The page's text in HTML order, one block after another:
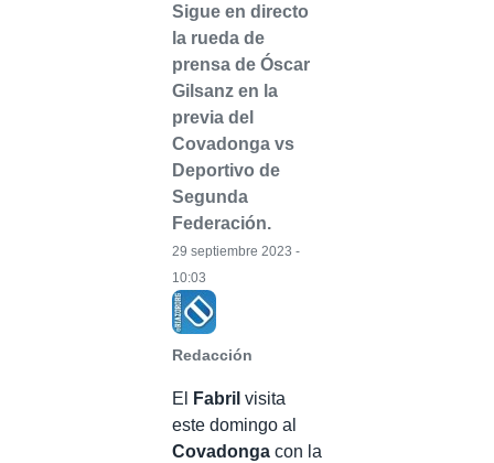
Sigue en directo
la rueda de
prensa de Óscar
Gilsanz en la
previa del
Covadonga vs
Deportivo de
Segunda
Federación.
Redacción
29 septiembre 2023 -
10:03
El Fabril visita
este domingo al
Covadonga con la